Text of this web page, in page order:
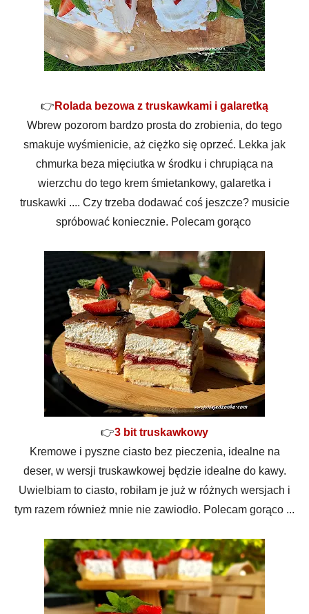
👉 Rolada bezowa z truskawkami i galaretką
Wbrew pozorom bardzo prosta do zrobienia, do tego
smakuje wyśmienicie, aż ciężko się oprzeć. Lekka jak
chmurka beza mięciutka w środku i chrupiąca na
wierzchu do tego krem śmietankowy, galaretka i
truskawki .... Czy trzeba dodawać coś jeszcze? musicie
spróbować koniecznie. Polecam gorąco
👉3 bit truskawkowy
Kremowe i pyszne ciasto bez pieczenia, idealne na
deser, w wersji truskawkowej będzie idealne do kawy.
Uwielbiam to ciasto, robiłam je już w różnych wersjach i
tym razem również mnie nie zawiodło. Polecam gorąco ...